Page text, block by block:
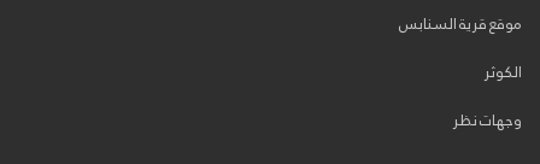
موقع قرية السنابس
الكوثر
وجهات نظر